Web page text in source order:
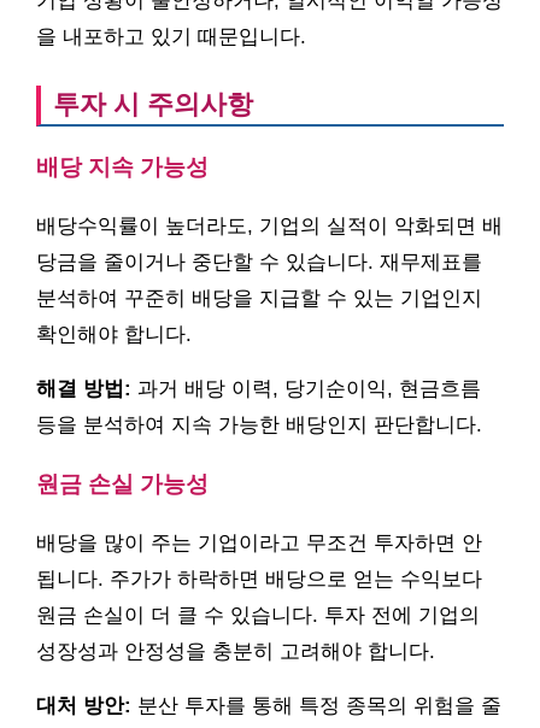
을 내포하고 있기 때문입니다.
투자 시 주의사항
배당 지속 가능성
배당수익률이 높더라도, 기업의 실적이 악화되면 배
당금을 줄이거나 중단할 수 있습니다. 재무제표를
분석하여 꾸준히 배당을 지급할 수 있는 기업인지
확인해야 합니다.
해결 방법: 과거 배당 이력, 당기순이익, 현금흐름
등을 분석하여 지속 가능한 배당인지 판단합니다.
원금 손실 가능성
배당을 많이 주는 기업이라고 무조건 투자하면 안
됩니다. 주가가 하락하면 배당으로 얻는 수익보다
원금 손실이 더 클 수 있습니다. 투자 전에 기업의
성장성과 안정성을 충분히 고려해야 합니다.
대처 방안: 분산 투자를 통해 특정 종목의 위험을 줄